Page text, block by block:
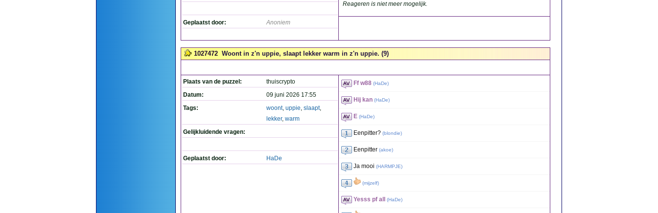
Geplaatst door: Anoniem
Reageren is niet meer mogelijk.
1027472 Woont in z'n uppie, slaapt lekker warm in z'n uppie. (9)
Plaats van de puzzel:
thuiscrypto
Datum:
09 juni 2026 17:55
Tags:
woont, uppie, slaapt,
lekker, warm
Gelijkluidende vragen:
Geplaatst door: HaDe
Ff w88 (HaDe)
Hij kan (HaDe)
E (HaDe)
Eenpitter? (blondie)
Eenpitter (akoe)
Ja mooi (HARMPJE)
(mijzelf)
Yesss pf all (HaDe)